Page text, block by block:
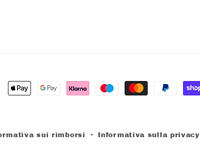
Metodi
sui rimborsi Informativa sulla privacy